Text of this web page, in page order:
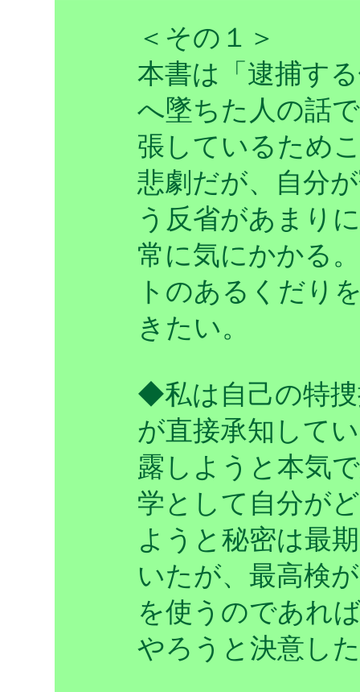
＜その１＞
本書は「逮捕す
へ墜ちた人の話
張しているため
悲劇だが、自分
う反省があまり
常に気にかかる
トのあるくだり
きたい。
◆私は自己の特
が直接承知して
露しようと本気
学として自分が
ようと秘密は最
いたが、最高検
を使うのであれ
やろうと決意し